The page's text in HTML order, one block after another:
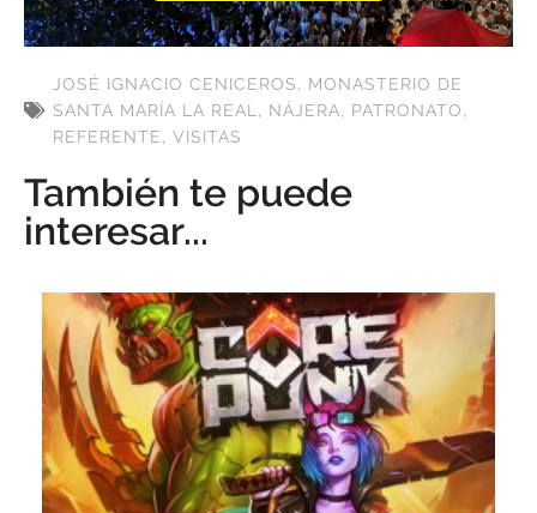
JOSÉ IGNACIO CENICEROS, MONASTERIO DE
SANTA MARÍA LA REAL , NÁJERA, PATRONATO,
REFERENTE, VISITAS
También te puede
interesar...